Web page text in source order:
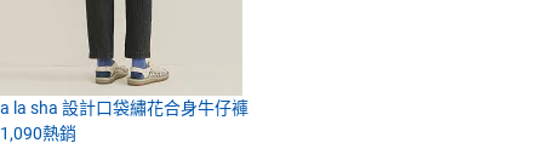
a la sha 設計口袋繡花合身牛仔褲
1,090熱銷